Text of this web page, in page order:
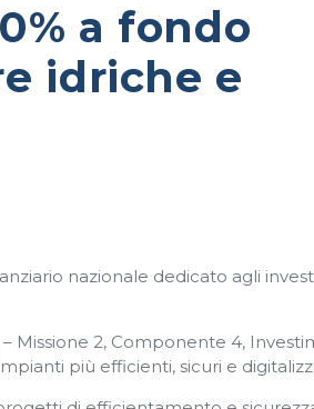
a fondo
idriche e
nazionale dedicato agli
Missione 2, Componente 4,
più efficienti, sicuri e